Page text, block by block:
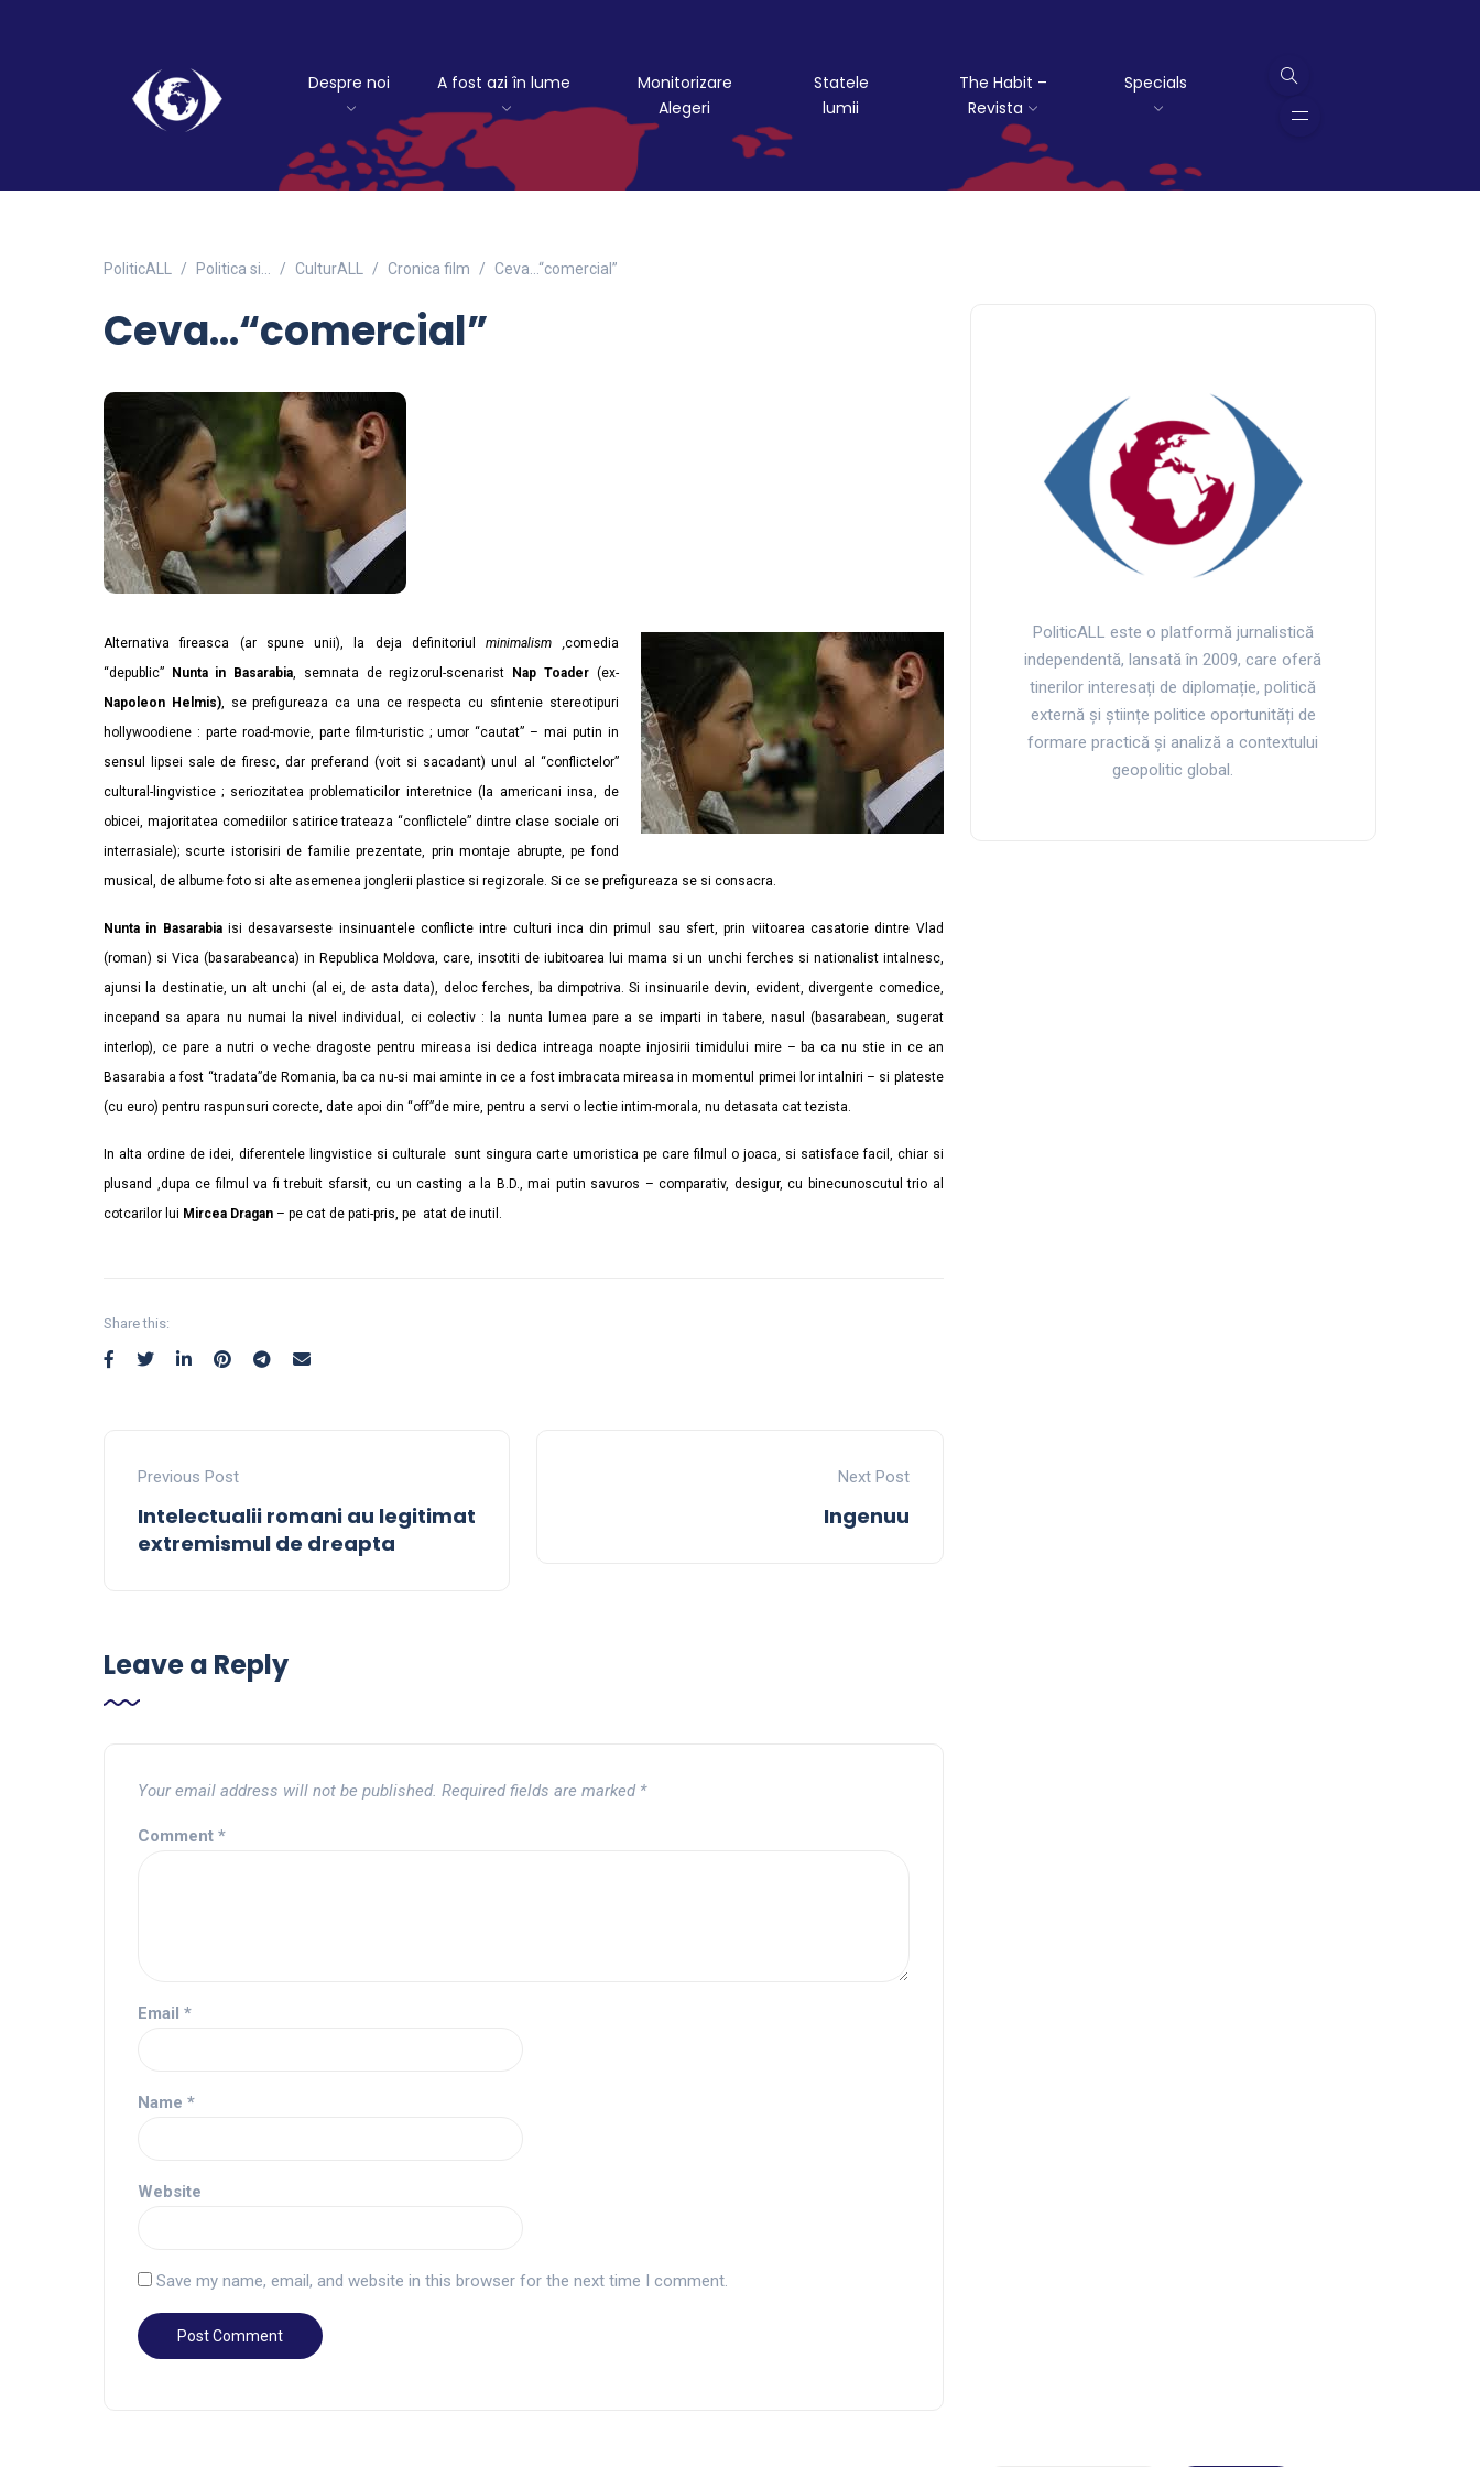
Despre noi A fost azi în lume
Monitorizare
Alegeri
Statele
lumii
The Habit –
Revista
Specials
PoliticALL Politica si… CulturALL Cronica film Ceva…“comercial”
Ceva…“comercial”
Alternativa fireasca (ar spune unii), la deja definitoriulminimalism ,comedia
“depublic”
Nunta in Basarabia, semnata de regizorul-scenarist Nap Toader(ex-
Napoleon Helmis), se prefigureaza ca una ce respecta cu sfintenie stereotipuri
hollywoodiene : parte road-movie, parte film-turistic ; umor “cautat” – mai putin in
sensul lipsei sale de firesc, dar preferand (voit si sacadant) unul al “conflictelor”
cultural-lingvistice ; seriozitatea problematicilor interetnice (la americani insa, de
obicei, majoritatea comediilor satirice trateaza “conflictele” dintre clase sociale ori
interrasiale); scurte istorisiri de familie prezentate, prin montaje abrupte, pe fond
musical, de albume foto si alte asemenea jonglerii plastice si regizorale. Si ce se prefigureaza se si consacra.
Nunta in Basarabiaisi desavarseste insinuantele conflicte intre culturi inca din primul sau sfert, prin viitoarea casatorie dintre Vlad
(roman) si Vica (basarabeanca) in Republica Moldova, care, insotiti de iubitoarea lui mama si un unchi ferches si nationalist intalnesc,
ajunsi la destinatie, un alt unchi (al ei, de asta data), deloc ferches, ba dimpotriva. Si insinuarile devin, evident, divergente comedice,
incepand sa apara nu numai la nivel individual, ci colectiv : la nunta lumea pare a se imparti in tabere, nasul (basarabean, sugerat
interlop), ce pare a nutri o veche dragoste pentru mireasa isi dedica intreaga noapte injosirii timidului mire – ba ca nu stie in ce an
Basarabia a fost “tradata”de Romania, ba ca nu-si mai aminte in ce a fost imbracata mireasa in momentul primei lor intalniri – si plateste
(cu euro) pentru raspunsuri corecte, date apoi din “off”de mire, pentru a servi o lectie intim-morala, nu detasata cat tezista.
In alta ordine de idei, diferentele lingvistice si culturale sunt singura carte umoristica pe care filmul o joaca, si satisface facil, chiar si
plusand ,dupa ce filmul va fi trebuit sfarsit, cu un casting a la B.D., mai putin savuros – comparativ, desigur, cu binecunoscutul trio al
cotcarilor lui Mircea Dragan – pe cat de pati-pris, pe atat de inutil.
Share this:
Previous Post
Intelectualii romani au legitimat
extremismul de dreapta
Next Post
Ingenuu
Leave a Reply
Your email address will not be published. Required fields are marked *
Comment *
Email *
Name *
Website
Save my name, email, and website in this browser for the next time I comment.
PoliticALL este o platformă jurnalistică
independentă, lansată în 2009, care oferă
tinerilor interesați de diplomație, politică
externă și științe politice oportunități de
formare practică și analiză a contextului
geopolitic global.